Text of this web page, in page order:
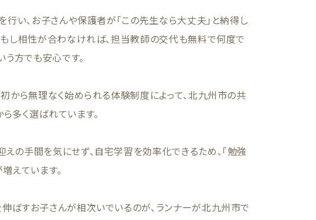
い、お子さんや保護者が「この先生なら大丈夫」と納得し
し相性が合わなければ、担当教師の交代も無料で何度で
う方でも安心です。
から無理なく始められる体験制度によって、北九州市の共
多く選ばれています。
の手間を気にせず、自宅学習を効率化できるため、「勉強
えています。
ばすお子さんが相次いでいるのが、ランナーが北九州市で